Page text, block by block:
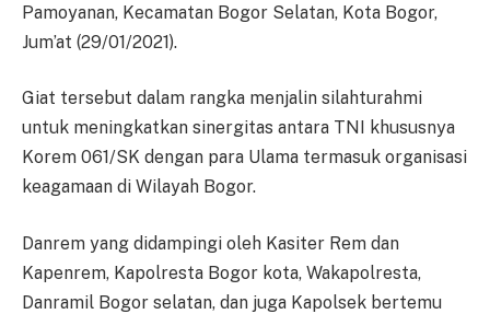
Pamoyanan, Kecamatan Bogor Selatan, Kota Bogor,
Jum’at (29/01/2021).
Giat tersebut dalam rangka menjalin silahturahmi
untuk meningkatkan sinergitas antara TNI khususnya
Korem 061/SK dengan para Ulama termasuk organisasi
keagamaan di Wilayah Bogor.
Danrem yang didampingi oleh Kasiter Rem dan
Kapenrem, Kapolresta Bogor kota, Wakapolresta,
Danramil Bogor selatan, dan juga Kapolsek bertemu